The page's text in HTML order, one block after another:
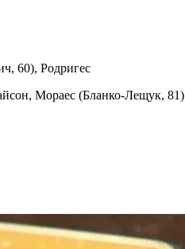
60), Родригес
Мораес (Бланко-Лещук, 81)